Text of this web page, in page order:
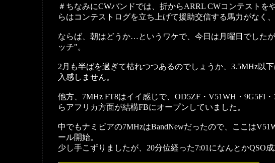
＃ちなみにCWバンドでは、折からARRL CWコンテストを
らはコンテストログを立ち上げて援助交信する馬力がなく
ならば、朝はどうか…というワケで、今日は月曜日でした
ッチ"。
2月も半ばを過ぎて枯れつつあるのでしょうか、3.5MHz以
入感しません。
他方、7MHz FT8はイイ感じで、OD5ZF・V51WH・9G5FI
らアフリカ方面が結構FBにオープンしていました。
中でもナミビアの7MHzはBandNewだったので、ここは
ール開始。
少し手こずりましたが、20分位経った7:01になんとかQSO成